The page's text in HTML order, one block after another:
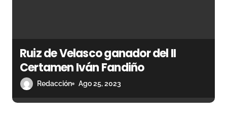
e
n
t
Ruiz de Velasco ganador del II
Certamen Iván Fandiño
Redacción Ago 25, 2023